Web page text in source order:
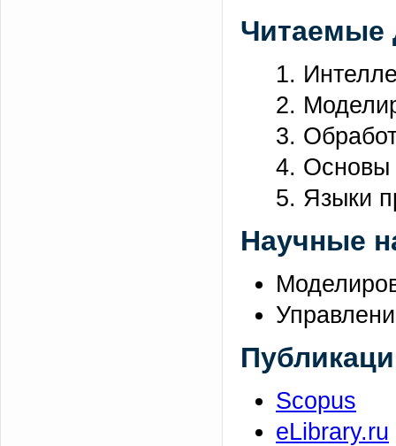
Читаемые
1.
2.
3.
4. Основы
5. Языки
Научные
Scopus
eLibrary.ru